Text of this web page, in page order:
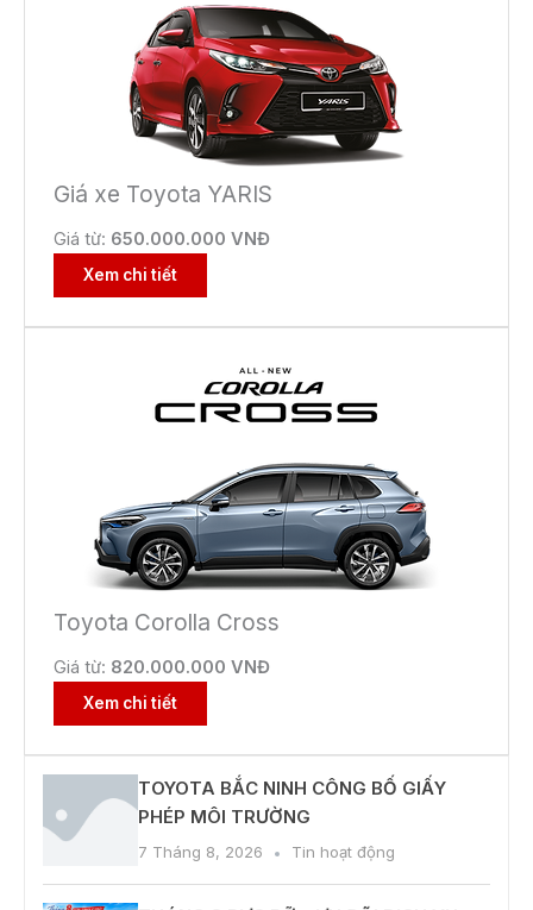
Giá xe Toyota YARIS
Giá từ: 650.000.000 VNĐ
Xem chi tiết
Toyota Corolla Cross
Giá từ: 820.000.000 VNĐ
Xem chi tiết
TOYOTA BẮC NINH CÔNG BỐ GIẤY
PHÉP MÔI TRƯỜNG
7 Tháng 8, 2026 Tin hoạt động